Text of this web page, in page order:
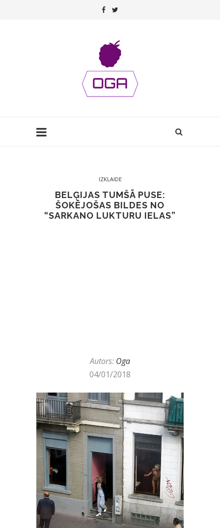
IZKLAIDE
BELĢIJAS TUMŠĀ PUSE:
ŠOKĒJOŠAS BILDES NO
“SARKANO LUKTURU IELAS”
Autors: Oga
04/01/2018